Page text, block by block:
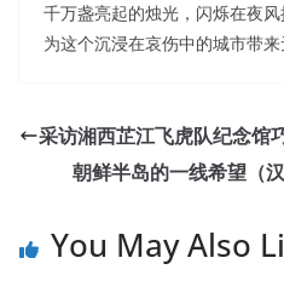
千万盏亮起的烛光，闪烁在夜
为这个沉浸在哀伤中的城市带来
采访湘西芷江飞虎队纪念馆
朝鲜半岛的一线希望（
You May Also